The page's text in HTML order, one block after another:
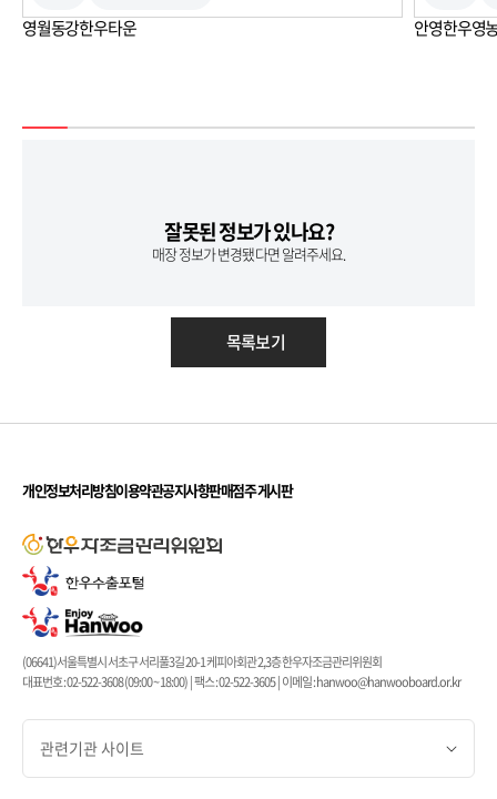
영월동강한우타운 안영한우영
잘못된 정보가 있나요?
매장 정보가 변경됐다면 알려주세요.
목록보기
개인정보처리방침이용약관공지사항판매점주 게시판
(06641)서울특별시 서초구 서리풀3길 20-1 케피아회관 2,3층 한우자조금관리위원회
대표번호 : 02-522-3608 (09:00 ~ 18:00) | 팩스 : 02-522-3605 | 이메일 : hanwoo@hanwooboard.or.kr
관련기관 사이트